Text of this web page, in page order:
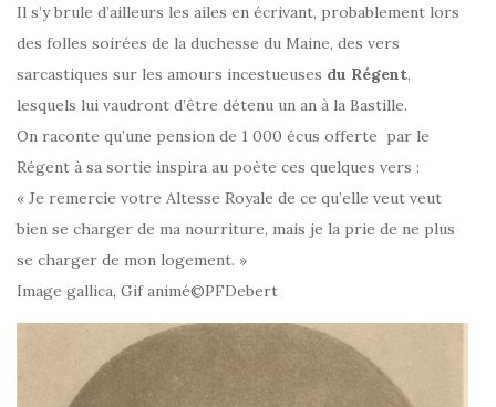
Il s’y brule d’ailleurs les ailes en écrivant, probablement lors
des folles soirées de la duchesse du Maine, des vers
sarcastiques sur les amours incestueuses du Régent,
lesquels lui vaudront d’être détenu un an à la Bastille.
On raconte qu’une pension de 1 000 écus offerte par le
Régent à sa sortie inspira au poète ces quelques vers :
« Je remercie votre Altesse Royale de ce qu’elle veut veut
bien se charger de ma nourriture, mais je la prie de ne plus
se charger de mon logement. »
Image gallica, Gif animé©PFDebert